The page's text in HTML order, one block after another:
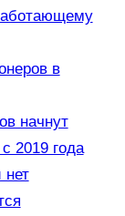
в
начнут
2019 года